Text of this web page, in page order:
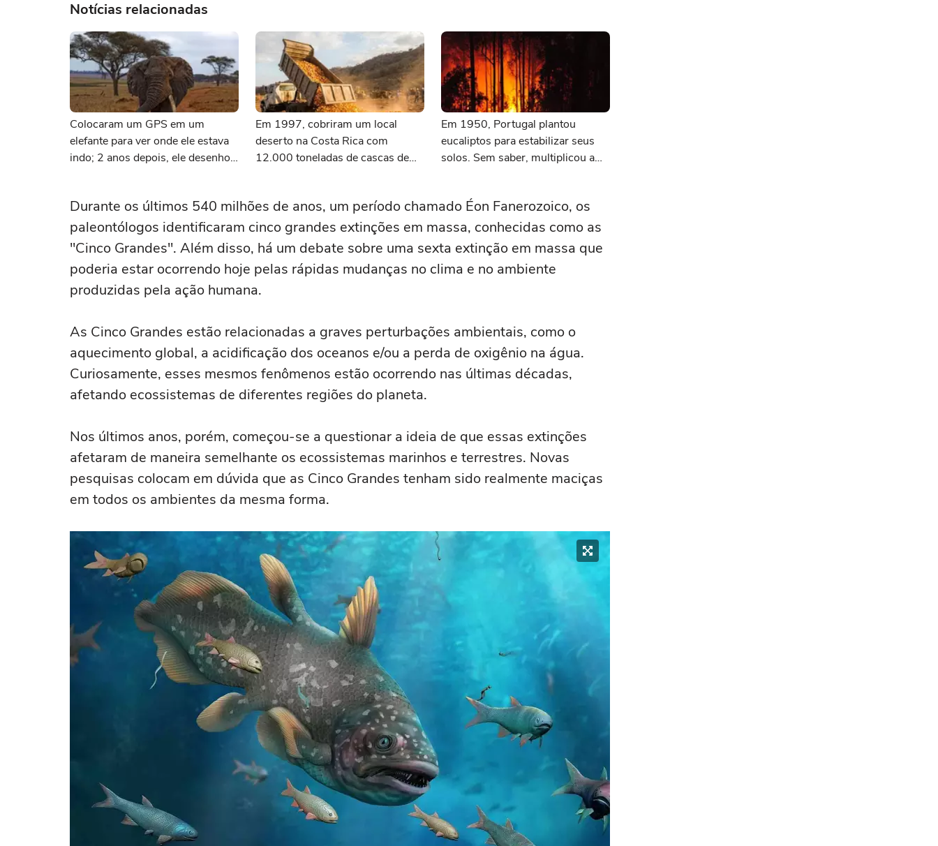
Notícias relacionadas
Colocaram um GPS em um
elefante para ver onde ele estava
indo; 2 anos depois, ele desenhou
Em 1997, cobriram um local
deserto na Costa Rica com
12.000 toneladas de cascas de
Em 1950, Portugal plantou
eucaliptos para estabilizar seus
solos. Sem saber, multiplicou a
Durante os últimos 540 milhões de anos, um período chamado Éon Fanerozoico, os
paleontólogos identificaram cinco grandes extinções em massa, conhecidas como as
"Cinco Grandes". Além disso, há um debate sobre uma sexta extinção em massa que
poderia estar ocorrendo hoje pelas rápidas mudanças no clima e no ambiente
produzidas pela ação humana.
As Cinco Grandes estão relacionadas a graves perturbações ambientais, como o
aquecimento global, a acidificação dos oceanos e/ou a perda de oxigênio na água.
Curiosamente, esses mesmos fenômenos estão ocorrendo nas últimas décadas,
afetando ecossistemas de diferentes regiões do planeta.
Nos últimos anos, porém, começou-se a questionar a ideia de que essas extinções
afetaram de maneira semelhante os ecossistemas marinhos e terrestres. Novas
pesquisas colocam em dúvida que as Cinco Grandes tenham sido realmente maciças
em todos os ambientes da mesma forma.